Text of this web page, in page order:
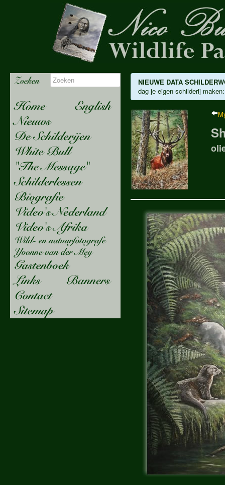
NIEUWE DATA
dag je eigen schilderij